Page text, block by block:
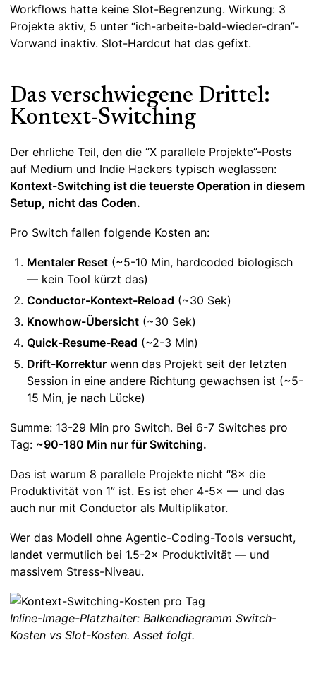
Workflows hatte keine Slot-Begrenzung. Wirkung: 3
Projekte aktiv, 5 unter “ich-arbeite-bald-wieder-dran”-
Vorwand inaktiv. Slot-Hardcut hat das gefixt.
Das verschwiegene Drittel:
Kontext-Switching
Der ehrliche Teil, den die “X parallele Projekte”-Posts
auf Medium und Indie Hackers typisch weglassen:
Kontext-Switching ist die teuerste Operation in diesem
Setup, nicht das Coden.
Pro Switch fallen folgende Kosten an:
Mentaler Reset (~5-10 Min, hardcoded biologisch
— kein Tool kürzt das)
Conductor-Kontext-Reload (~30 Sek)
Knowhow-Übersicht (~30 Sek)
Quick-Resume-Read (~2-3 Min)
Drift-Korrektur wenn das Projekt seit der letzten
Session in eine andere Richtung gewachsen ist (~5-
15 Min, je nach Lücke)
Summe: 13-29 Min pro Switch. Bei 6-7 Switches pro
Tag: ~90-180 Min nur für Switching.
Das ist warum 8 parallele Projekte nicht “8× die
Produktivität von 1” ist. Es ist eher 4-5× — und das
auch nur mit Conductor als Multiplikator.
Wer das Modell ohne Agentic-Coding-Tools versucht,
landet vermutlich bei 1.5-2× Produktivität — und
massivem Stress-Niveau.
Inline-Image-Platzhalter: Balkendiagramm Switch-
Kosten vs Slot-Kosten. Asset folgt.